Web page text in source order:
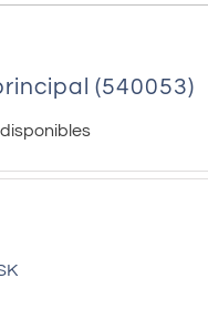
(540053)